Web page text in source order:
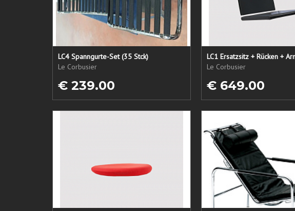
LC4 Spanngurte-Set (35 Stck)
Le Corbusier
€ 239.00
Le Corbusier
€ 649.00